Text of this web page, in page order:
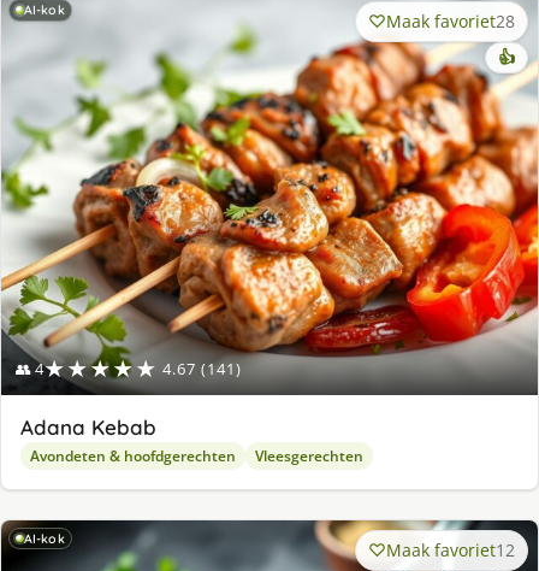
AI-kok
👥 4★★★★★ 4.67 (141)
Maak favoriet28
👍
Adana Kebab
Avondeten & hoofdgerechten Vleesgerechten
AI-kok Maak favoriet12